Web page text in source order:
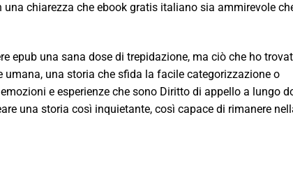
chiarezza che ebook gratis italiano sia ammirevole
epub una sana dose di trepidazione, ma ciò che ho
una storia che sfida la facile categorizzazione o
e esperienze che sono Diritto di appello a lungo
una storia così inquietante, così capace di rimanere